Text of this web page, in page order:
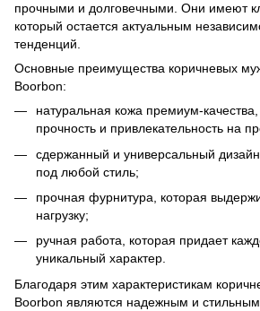
прочными и долговечными. Они имеют
который остается актуальным
тенденций.
Основные преимущества коричневых
Boorbon:
натуральная кожа премиум-
прочность и привлекательность на
сдержанный и универсальный
под любой стиль;
прочная фурнитура, которая
нагрузку;
ручная работа, которая придает
уникальный характер.
Благодаря этим характеристикам
Boorbon являются надежным и